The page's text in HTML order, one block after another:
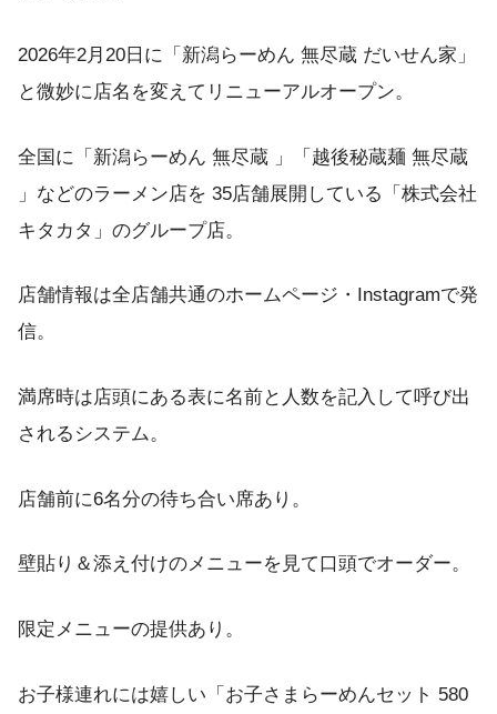
2026年2月20日に「新潟らーめん 無尽蔵 だいせん家」
と微妙に店名を変えてリニューアルオープン。
全国に「新潟らーめん 無尽蔵 」「越後秘蔵麺 無尽蔵
」などのラーメン店を 35店舗展開している「株式会社
キタカタ」のグループ店。
店舗情報は全店舗共通のホームページ・Instagramで発
信。
満席時は店頭にある表に名前と人数を記入して呼び出
されるシステム。
店舗前に6名分の待ち合い席あり。
壁貼り＆添え付けのメニューを見て口頭でオーダー。
限定メニューの提供あり。
お子様連れには嬉しい「お子さまらーめんセット 580